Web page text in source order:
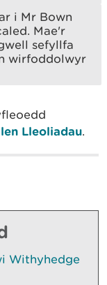
i Mr Bown
Mae'r
sefyllfa
wirfoddolwyr
Lleoliadau.
Withyhedge